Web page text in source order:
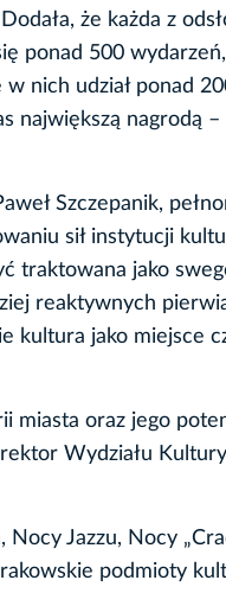
że każda z
ponad 500 wydarzeń,
nich udział ponad
największą nagrodą –
Szczepanik,
sił instytucji
traktowana jako
reaktywnych
kultura jako miejsce
miasta oraz jego
Wydziału
Jazzu, Nocy
podmioty